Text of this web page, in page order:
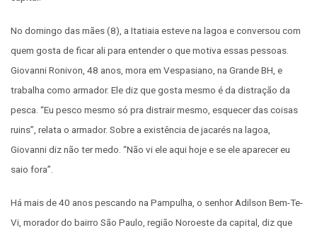
No domingo das mães (8), a Itatiaia esteve na lagoa e conversou com
quem gosta de ficar ali para entender o que motiva essas pessoas.
Giovanni Ronivon, 48 anos, mora em Vespasiano, na Grande BH, e
trabalha como armador. Ele diz que gosta mesmo é da distração da
pesca. “Eu pesco mesmo só pra distrair mesmo, esquecer das coisas
ruins”, relata o armador. Sobre a existência de jacarés na lagoa,
Giovanni diz não ter medo. “Não vi ele aqui hoje e se ele aparecer eu
saio fora”.
Há mais de 40 anos pescando na Pampulha, o senhor Adilson Bem-Te-
Vi, morador do bairro São Paulo, região Noroeste da capital, diz que